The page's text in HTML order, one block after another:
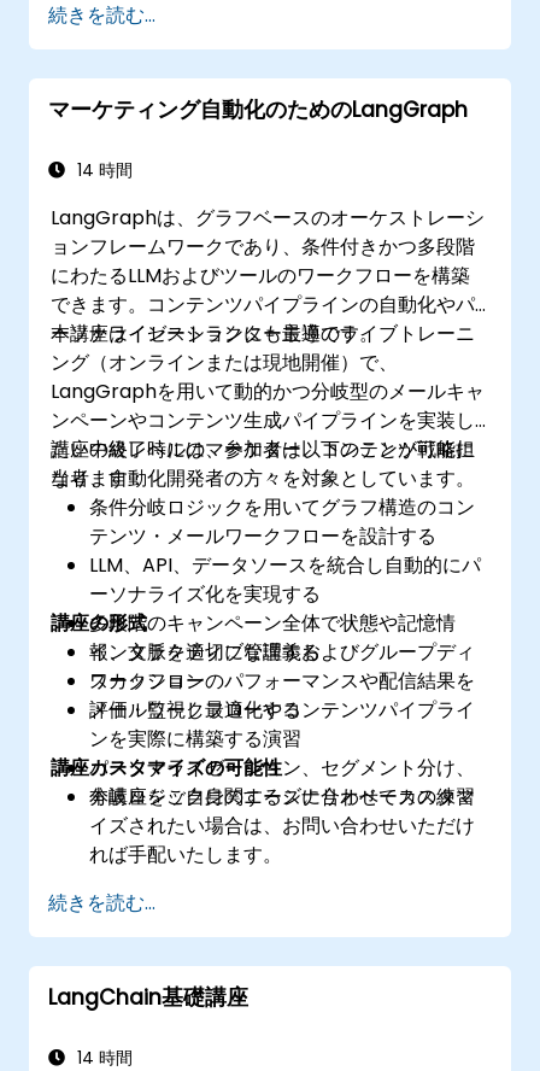
さまざまな用途向けのカスタムチャットボッ
トやバーチャルアシスタントを構築する。
AIエージェントを用いて高度なデータ分析お
よび処理を行う。
続きを読む...
マーケティング自動化のためのLangGraph
14 時間
LangGraphは、グラフベースのオーケストレーシ
ョンフレームワークであり、条件付きかつ多段階
にわたるLLMおよびツールのワークフローを構築
できます。コンテンツパイプラインの自動化やパ
ーソナライゼーションにも最適です。
本講座はインストラクター主導のライブトレーニ
ング（オンラインまたは現地開催）で、
LangGraphを用いて動的かつ分岐型のメールキャ
ンペーンやコンテンツ生成パイプラインを実装し
たい中級レベルのマーケター、コンテンツ戦略担
当者、自動化開発者の方々を対象としています。
講座の終了時には、参加者は以下のことが可能に
なります：
条件分岐ロジックを用いてグラフ構造のコン
テンツ・メールワークフローを設計する
LLM、API、データソースを統合し自動的にパ
ーソナライズ化を実現する
多段階のキャンペーン全体で状態や記憶情
報、文脈を適切に管理する
ワークフローのパフォーマンスや配信結果を
評価・監視し最適化する
講座の形式
インタラクティブな講義およびグループディ
スカッション
メールワークフローやコンテンツパイプライ
ンを実際に構築する演習
パーソナライゼーション、セグメント分け、
分岐ロジックに関するシナリオベースの練習
講座カスタマイズの可能性
本講座をご自身のニーズに合わせてカスタマ
イズされたい場合は、お問い合わせいただけ
れば手配いたします。
続きを読む...
LangChain基礎講座
14 時間